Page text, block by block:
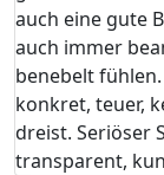
auch eine gute
auch immer
benebelt
konkret, teuer,
dreist. Seriöser
transparent,